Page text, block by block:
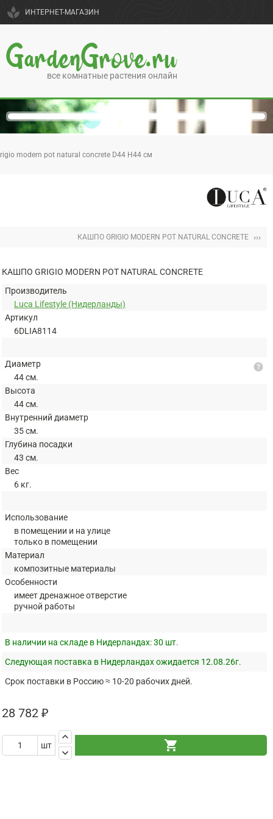
spa ИНТЕРНЕТ-МАГАЗИН
GardenGrove.ru
все комнатные растения онлайн
modern pot natural concrete D44 H44 см
КАШПО GRIGIO MODERN POT NATURAL CONCRETE ›››
КАШПО GRIGIO MODERN POT NATURAL CONCRETE
Производитель
Luca Lifestyle (Нидерланды)
Артикул
6DLIA8114
Диаметр
44 см.
Высота
44 см.
Внутренний диаметр
35 см.
Глубина посадки
43 см.
Вес
6 кг.
help
Использование
в помещении и на улице
только в помещении
Материал
композитные материалы
Особенности
имеет дренажное отверстие
ручной работы
В наличии на складе в Нидерландах:30 шт.
Следующая поставка в Нидерландах ожидается 12.08.26г.
Срок поставки в Россию ≈ 10-20 рабочих дней.
28 782 ₽
шт
keyboard_arrow_up
keyboard_arrow_down
shopping_cart